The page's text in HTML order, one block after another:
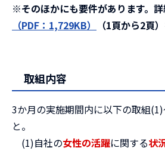
※そのほかにも要件があります。
（PDF：1,729KB）
（1頁から2頁
取組内容
3か月の実施期間内に以下の取組
と。
(1)自社の女性の活躍に関する状